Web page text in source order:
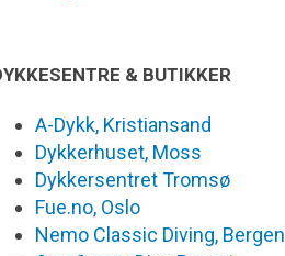
& BUTIKKER
A-Dykk, Kristiansand
Dykkerhuset, Moss
Dykkersentret Tromsø
Fue.no, Oslo
Nemo Classic Diving, Bergen